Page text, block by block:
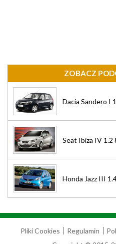
ZOBACZ
Dacia Sandero I
Seat Ibiza IV 1.2
Honda Jazz III
Pliki Cookies Regulamin